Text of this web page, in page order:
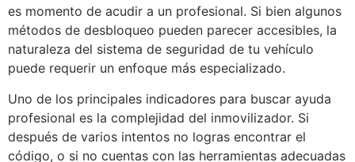
es momento de acudir a un profesional. Si bien algunos
métodos de desbloqueo pueden parecer accesibles, la
naturaleza del sistema de seguridad de tu vehículo
puede requerir un enfoque más especializado.
Uno de los principales indicadores para buscar ayuda
profesional es la complejidad del inmovilizador. Si
después de varios intentos no logras encontrar el
código, o si no cuentas con las herramientas adecuadas